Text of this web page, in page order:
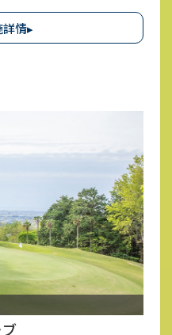
擁有20個打席、價格合理且舒
體驗。
情▸